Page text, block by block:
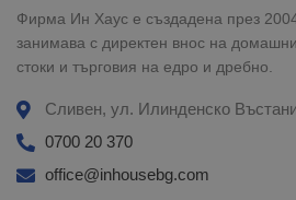
Фирма Ин Хаус е създадена през
занимава с директен внос на
стоки и търговия на едро и дребно.
Сливен, ул. Илинденско
0700 20 370
office@inhousebg.com